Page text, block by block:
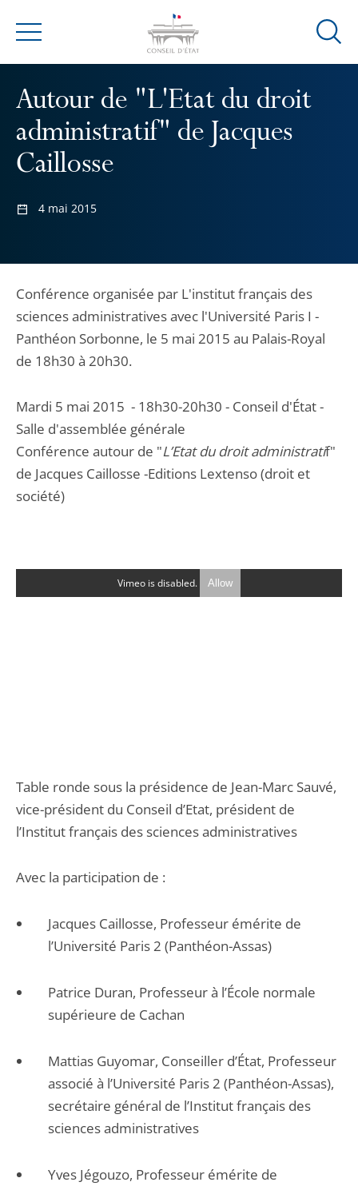
Menu
Ouvrir
Autour de "L'Etat du droit
administratif" de Jacques
Caillosse
4 mai 2015
Conférence organisée par L'institut français des
sciences administratives avec l'Université Paris I -
Panthéon Sorbonne, le 5 mai 2015 au Palais-Royal
de 18h30 à 20h30.
Mardi 5 mai 2015 - 18h30-20h30 - Conseil d'État -
Salle d'assemblée générale
Conférence autour de "L’Etat du droit administratif"
de Jacques Caillosse -Editions Lextenso (droit et
société)
Vimeo is disabled. Allow
Table ronde sous la présidence de Jean-Marc Sauvé,
vice-président du Conseil d’Etat, président de
l’Institut français des sciences administratives
Avec la participation de :
Jacques Caillosse, Professeur émérite de
l’Université Paris 2 (Panthéon-Assas)
Patrice Duran, Professeur à l’École normale
supérieure de Cachan
Mattias Guyomar, Conseiller d’État, Professeur
associé à l’Université Paris 2 (Panthéon-Assas),
secrétaire général de l’Institut français des
sciences administratives
Yves Jégouzo, Professeur émérite de